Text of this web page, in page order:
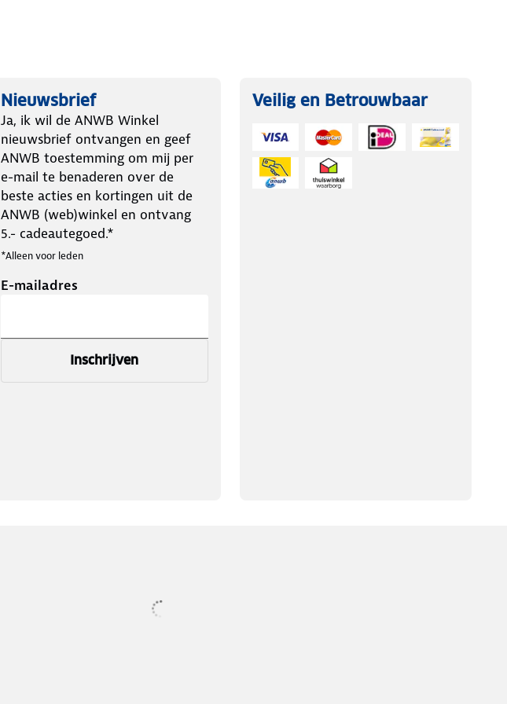
Nieuwsbrief
Ja, ik wil de ANWB Winkel
nieuwsbrief ontvangen en geef
ANWB toestemming om mij per
e-mail te benaderen over de
beste acties en kortingen uit de
ANWB (web)winkel en ontvang
5.- cadeautegoed.*
*Alleen voor leden
E-mailadres
Inschrijven
Veilig en Betrouwbaar